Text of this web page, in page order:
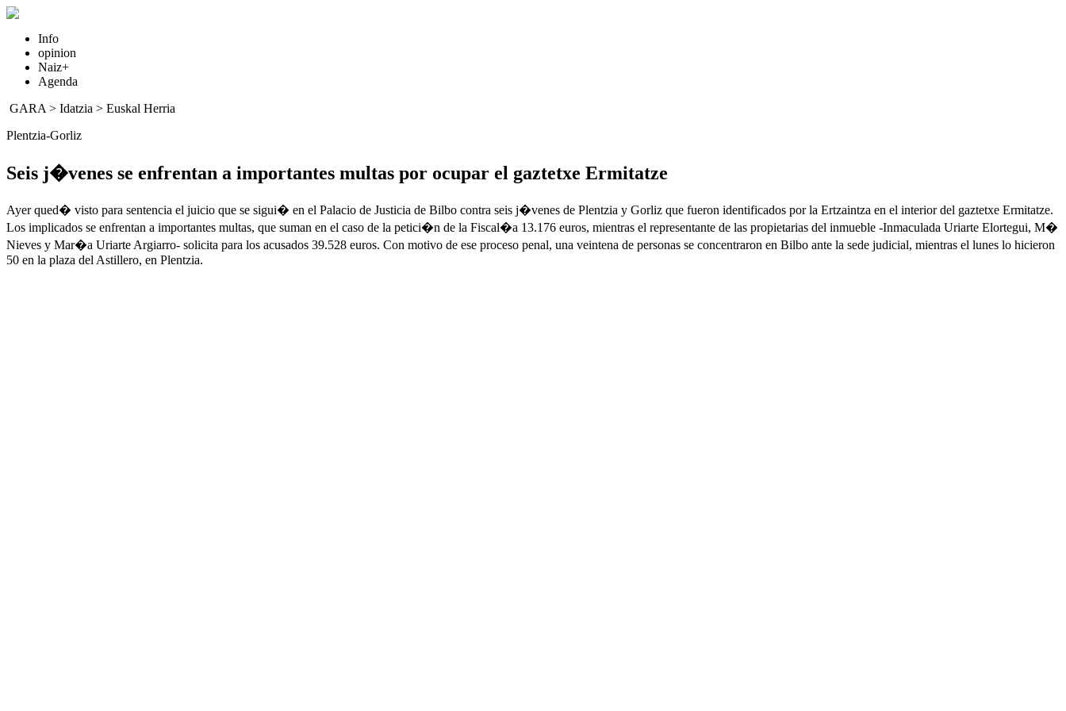
Info
opinion
Naiz+
Agenda
GARA > Idatzia > Euskal Herria
Plentzia-Gorliz
Seis j�venes se enfrentan a importantes multas por ocupar el gaztetxe Ermitatze
Ayer qued� visto para sentencia el juicio que se sigui� en el Palacio de Justicia de Bilbo contra seis j�venes de Plentzia y Gorliz que fueron identificados por la Ertzaintza en el interior del gaztetxe Ermitatze.
Los implicados se enfrentan a importantes multas, que suman en el caso de la petici�n de la Fiscal�a 13.176 euros, mientras el representante de las propietarias del inmueble -Inmaculada Uriarte Elortegui, M�
Nieves y Mar�a Uriarte Argiarro- solicita para los acusados 39.528 euros. Con motivo de ese proceso penal, una veintena de personas se concentraron en Bilbo ante la sede judicial, mientras el lunes lo hicieron
50 en la plaza del Astillero, en Plentzia.